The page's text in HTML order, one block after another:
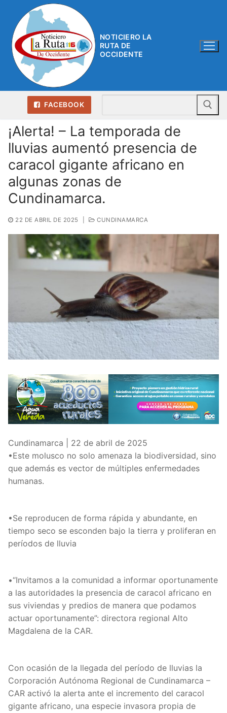
contenido
NOTICIERO LA
RUTA DE
OCCIDENTE
FACEBOOK
¡Alerta! – La temporada de
lluvias aumentó presencia de
caracol gigante africano en
algunas zonas de
Cundinamarca.
22 DE ABRIL DE 2025 CUNDINAMARCA
Cundinamarca | 22 de abril de 2025
•Este molusco no solo amenaza la biodiversidad, sino
que además es vector de múltiples enfermedades
humanas.
•Se reproducen de forma rápida y abundante, en
tiempo seco se esconden bajo la tierra y proliferan en
períodos de lluvia
•“Invitamos a la comunidad a informar oportunamente
a las autoridades la presencia de caracol africano en
sus viviendas y predios de manera que podamos
actuar oportunamente”: directora regional Alto
Magdalena de la CAR.
Con ocasión de la llegada del período de lluvias la
Corporación Autónoma Regional de Cundinamarca –
CAR activó la alerta ante el incremento del caracol
gigante africano, una especie invasora propia de